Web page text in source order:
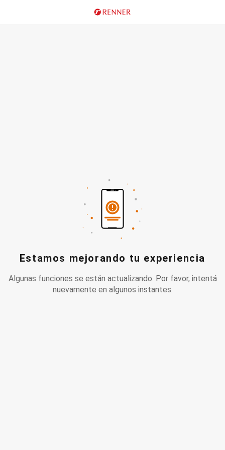
Estamos mejorando tu experiencia
Algunas funciones se están actualizando. Por favor, intentá
nuevamente en algunos instantes.